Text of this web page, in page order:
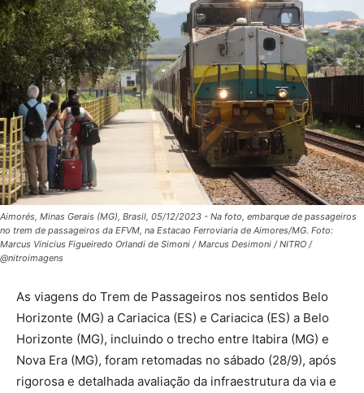
Aimorés, Minas Gerais (MG), Brasil, 05/12/2023 - Na foto, embarque de passageiros
no trem de passageiros da EFVM, na Estacao Ferroviaria de Aimores/MG. Foto:
Marcus Vinicius Figueiredo Orlandi de Simoni / Marcus Desimoni / NITRO /
@nitroimagens
As viagens do Trem de Passageiros nos sentidos Belo
Horizonte (MG) a Cariacica (ES) e Cariacica (ES) a Belo
Horizonte (MG), incluindo o trecho entre Itabira (MG) e
Nova Era (MG), foram retomadas no sábado (28/9), após
rigorosa e detalhada avaliação da infraestrutura da via e